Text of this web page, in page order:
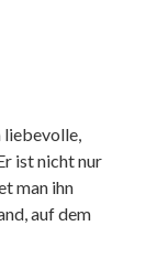
liebevolle,
ist nicht nur
man ihn
auf dem